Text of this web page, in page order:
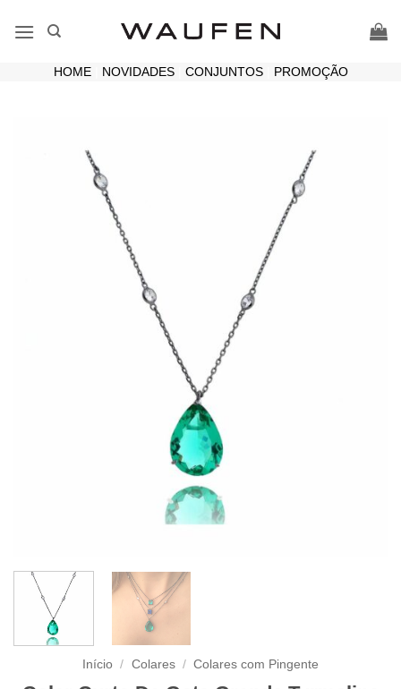
HOME| NOVIDADES| CONJUNTOS| PROMOÇÃO
Início / Colares / Colares com Pingente